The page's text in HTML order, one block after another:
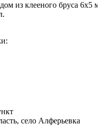
из клееного бруса 6х5
село Алферьевка